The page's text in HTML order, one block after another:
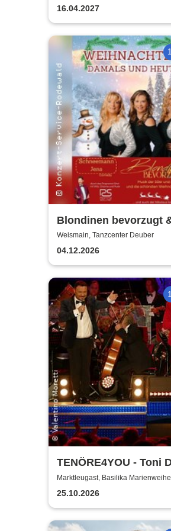
16.04.2027
Blondinen bevorzugt
Ronny Söllner |
damals und heute
Weismain, Tanzcenter Deuber
04.12.2026
TENÖRE4YOU - Toni
Napoli & Pietro Pato
Marktleugast, Basilika
25.10.2026